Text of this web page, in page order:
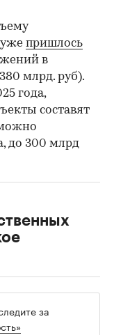
уже пришлось
в
млрд. руб).
года,
составят
до 300 млрд
за